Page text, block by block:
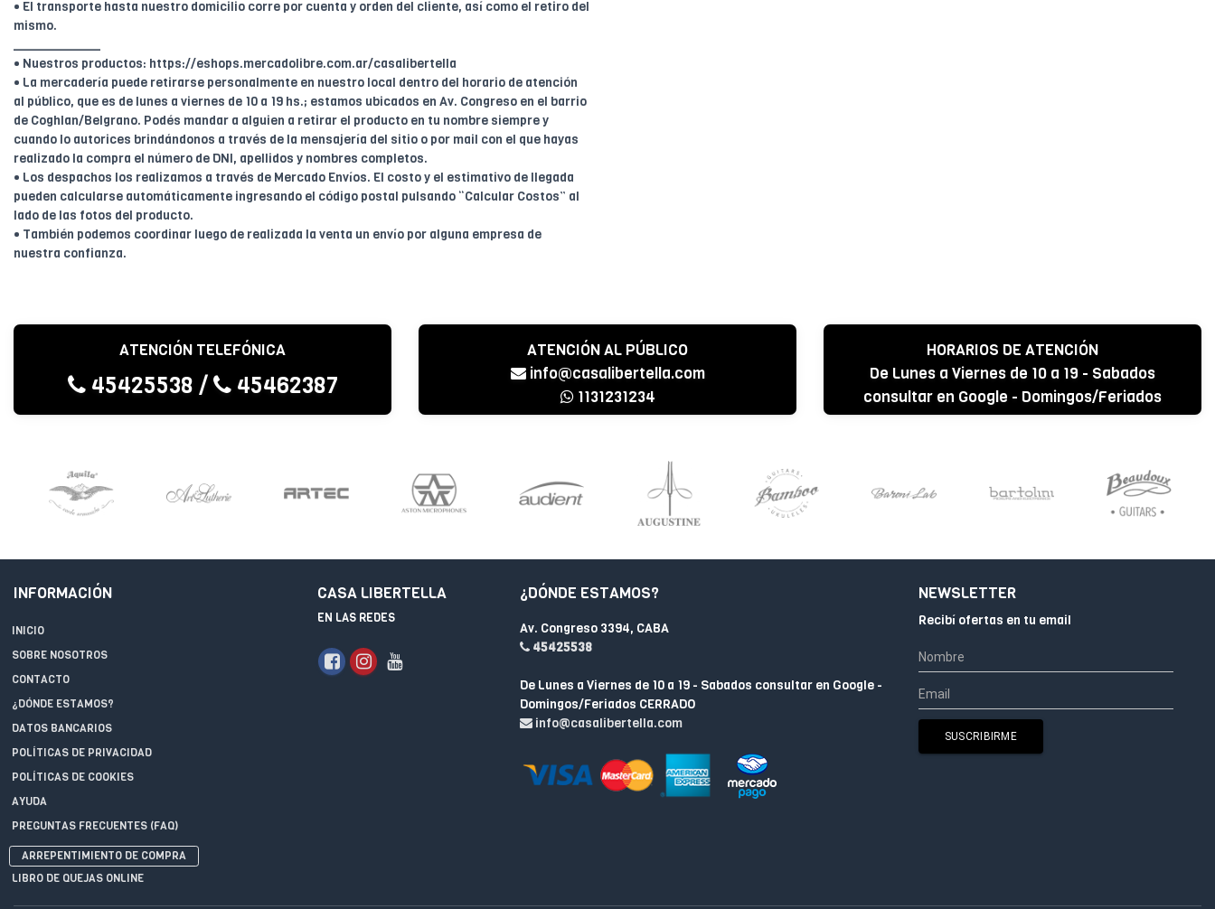
• El transporte hasta nuestro domicilio corre por cuenta y orden del cliente, así como el retiro del
mismo.
• Nuestros productos: https://eshops.mercadolibre.com.ar/casalibertella
• La mercadería puede retirarse personalmente en nuestro local dentro del horario de atención
al público, que es de lunes a viernes de 10 a 19 hs.; estamos ubicados en Av. Congreso en el barrio
de Coghlan/Belgrano. Podés mandar a alguien a retirar el producto en tu nombre siempre y
cuando lo autorices brindándonos a través de la mensajería del sitio o por mail con el que hayas
realizado la compra el número de DNI, apellidos y nombres completos.
• Los despachos los realizamos a través de Mercado Envíos. El costo y el estimativo de llegada
pueden calcularse automáticamente ingresando el código postal pulsando “Calcular Costos” al
lado de las fotos del producto.
• También podemos coordinar luego de realizada la venta un envío por alguna empresa de
nuestra confianza.
ATENCIÓN TELEFÓNICA
45425538 / 45462387
ATENCIÓN AL PÚBLICO
info@casalibertella.com
1131231234
HORARIOS DE ATENCIÓN
De Lunes a Viernes de 10 a 19 - Sabados
consultar en Google - Domingos/Feriados
CERRADO
INFORMACIÓN
INICIO
SOBRE NOSOTROS
CONTACTO
¿DÓNDE ESTAMOS?
DATOS BANCARIOS
POLÍTICAS DE PRIVACIDAD
POLÍTICAS DE COOKIES
AYUDA
PREGUNTAS FRECUENTES (FAQ)
ARREPENTIMIENTO DE COMPRA
LIBRO DE QUEJAS ONLINE
CASA LIBERTELLA
EN LAS REDES
¿DÓNDE ESTAMOS?
Av. Congreso 3394, CABA
45425538
De Lunes a Viernes de 10 a 19 - Sabados consultar en Google -
Domingos/Feriados CERRADO
info@casalibertella.com
NEWSLETTER
Recibí ofertas en tu email